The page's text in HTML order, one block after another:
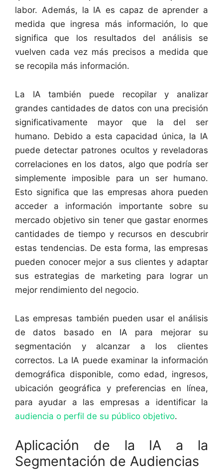
labor. Además, la IA es capaz de aprender a
medida que ingresa más información, lo que
significa que los resultados del análisis se
vuelven cada vez más precisos a medida que
se recopila más información.
La IA también puede recopilar y analizar
grandes cantidades de datos con una precisión
significativamente mayor que la del ser
humano. Debido a esta capacidad única, la IA
puede detectar patrones ocultos y reveladoras
correlaciones en los datos, algo que podría ser
simplemente imposible para un ser humano.
Esto significa que las empresas ahora pueden
acceder a información importante sobre su
mercado objetivo sin tener que gastar enormes
cantidades de tiempo y recursos en descubrir
estas tendencias. De esta forma, las empresas
pueden conocer mejor a sus clientes y adaptar
sus estrategias de marketing para lograr un
mejor rendimiento del negocio.
Las empresas también pueden usar el análisis
de datos basado en IA para mejorar su
segmentación y alcanzar a los clientes
correctos. La IA puede examinar la información
demográfica disponible, como edad, ingresos,
ubicación geográfica y preferencias en línea,
para ayudar a las empresas a identificar la
audiencia o perfil de su público objetivo.
Aplicación de la IA a la
Segmentación de Audiencias